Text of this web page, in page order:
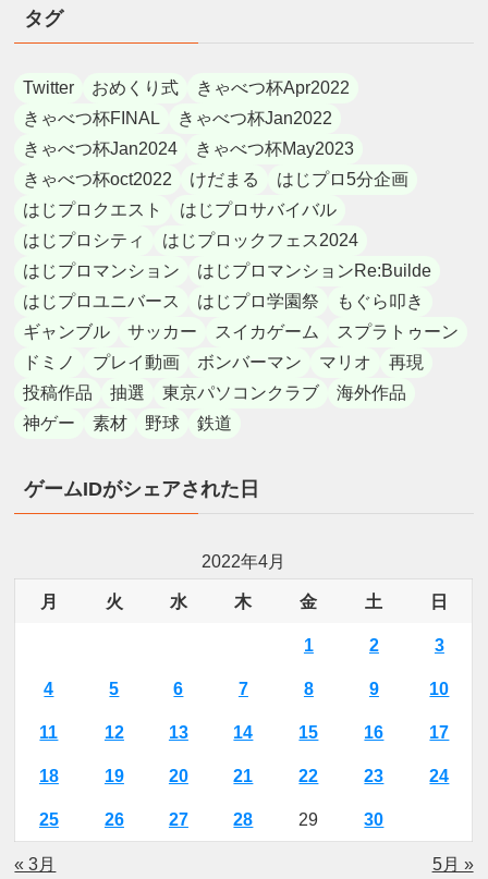
タグ
Twitter おめくり式
きゃべつ杯Apr2022
きゃべつ杯FINAL
きゃべつ杯Jan2022
きゃべつ杯Jan2024
きゃべつ杯May2023
きゃべつ杯oct2022
けだまる
はじプロ5分企画
はじプロクエスト
はじプロサバイバル
はじプロシティ
はじプロックフェス2024
はじプロマンション
はじプロマンションRe:Builde
はじプロユニバース
はじプロ学園祭
もぐら叩き
ギャンブル
サッカー スイカゲーム
スプラトゥーン
ドミノ
プレイ動画 ボンバーマン マリオ
再現
投稿作品
抽選 東京パソコンクラブ
海外作品
神ゲー
素材 野球 鉄道
ゲームIDがシェアされた日
2022年4月
月 火 水 木 金 土 日
1 2 3
4 5 6 7 8 9 10
11 12 13 14 15 16 17
18 19 20 21 22 23 24
25 26 27 28 29 30
« 3月 5月 »